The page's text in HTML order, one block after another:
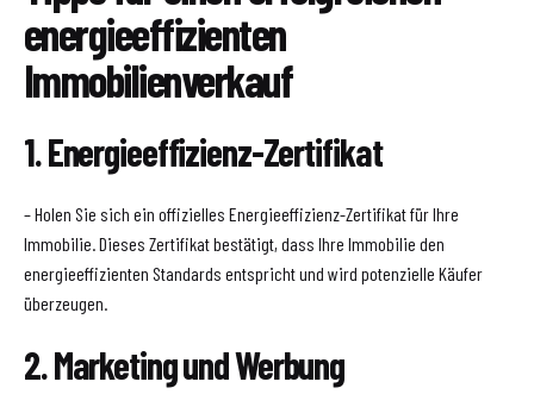
energieeffizienten
Immobilienverkauf
1. Energieeffizienz-Zertifikat
– Holen Sie sich ein offizielles Energieeffizienz-Zertifikat für Ihre
Immobilie. Dieses Zertifikat bestätigt, dass Ihre Immobilie den
energieeffizienten Standards entspricht und wird potenzielle Käufer
überzeugen.
2. Marketing und Werbung